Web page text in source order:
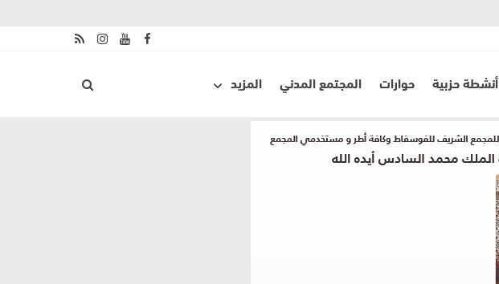
أنشطة حزبية حوارات المجتمع المدني المزيد